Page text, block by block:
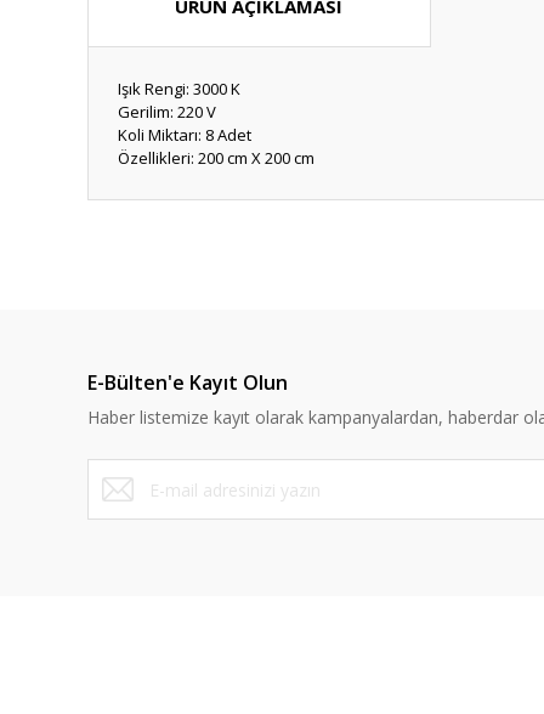
ÜRÜN AÇIKLAMASI
Işık Rengi: 3000 K
Gerilim: 220 V
Koli Miktarı: 8 Adet
Özellikleri: 200 cm X 200 cm
Ürün bilgilerinde hatalar bulunuyor.
Ürün fiyatı diğer sitelerden daha pahalı.
Bu ürüne benzer farklı alternatifler olmalı.
E-Bülten'e Kayıt Olun
Haber listemize kayıt olarak kampanyalardan, haberdar